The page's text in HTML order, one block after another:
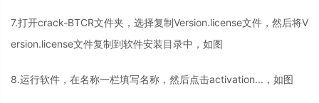
7.打开crack-BTCR文件夹，选择复制Version.license文件，然后将V
ersion.license文件复制到软件安装目录中，如图
8.运行软件，在名称一栏填写名称，然后点击activation... ，如图